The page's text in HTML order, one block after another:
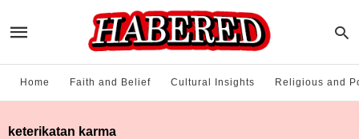
Home Faith and Belief Cultural Insights Religious and
keterikatan karma